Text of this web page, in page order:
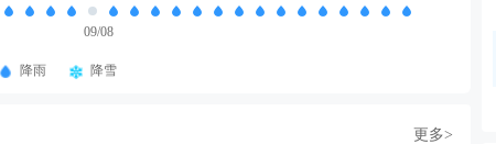
09/08
降雨 降雪
更多>